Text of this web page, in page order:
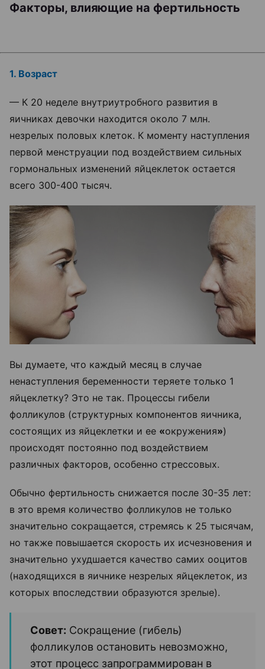
Факторы, влияющие на фертильность
1. Возраст
— К 20 неделе внутриутробного развития в
яичниках девочки находится около 7 млн.
незрелых половых клеток. К моменту наступления
первой менструации под воздействием сильных
гормональных изменений яйцеклеток остается
всего 300-400 тысяч.
Вы думаете, что каждый месяц в случае
ненаступления беременности теряете только 1
яйцеклетку? Это не так. Процессы гибели
фолликулов (структурных компонентов яичника,
состоящих из яйцеклетки и ее «окружения»)
происходят постоянно под воздействием
различных факторов, особенно стрессовых.
Обычно фертильность снижается после 30-35 лет:
в это время количество фолликулов не только
значительно сокращается, стремясь к 25 тысячам,
но также повышается скорость их исчезновения и
значительно ухудшается качество самих ооцитов
(находящихся в яичнике незрелых яйцеклеток, из
которых впоследствии образуются зрелые).
Совет: Сокращение (гибель)
фолликулов остановить невозможно,
этот процесс запрограммирован в